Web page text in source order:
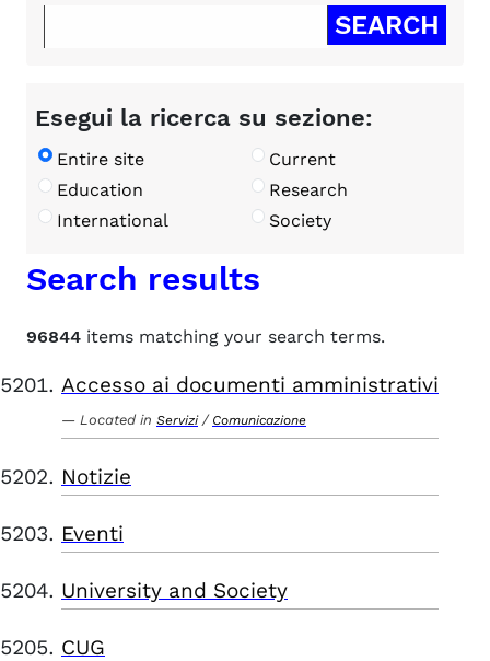
Esegui la ricerca su sezione:
Entire site
Current
Education
Research
International
Society
Search results
96844 items matching your search terms.
Accesso ai documenti amministrativi
Located in Servizi / Comunicazione
Notizie
Eventi
University and Society
CUG